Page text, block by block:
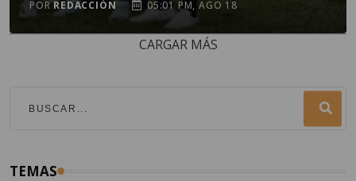
PORREDACCIÓN 05:01 PM, AGO 18
CARGAR MÁS
TEMAS